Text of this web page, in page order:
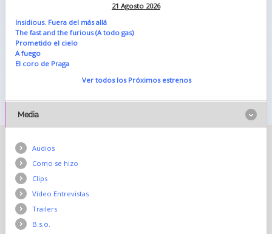
21 Agosto 2026
Insidious. Fuera del más allá
The fast and the furious (A todo gas)
Prometido el cielo
A fuego
El coro de Praga
Ver todos los Próximos estrenos
Media
Audios
Como se hizo
Clips
Vídeo Entrevistas
Trailers
B.s.o.